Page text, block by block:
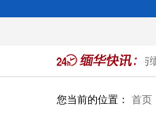
泰国总理与缅
您当前的位置： 首页